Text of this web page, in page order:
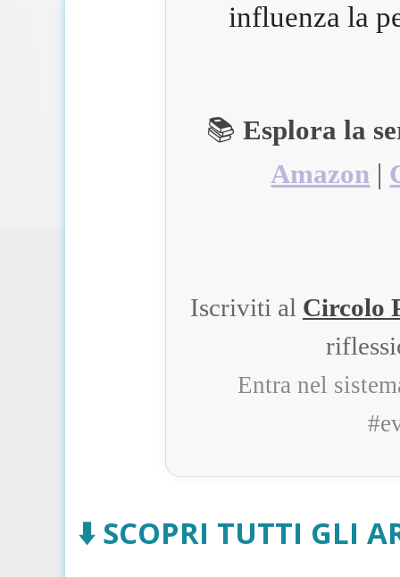
influenza la
📚Esplora la
Amazon |
Iscriviti al Circolo
Entra nel
⬇️ SCOPRI TUTTI GLI